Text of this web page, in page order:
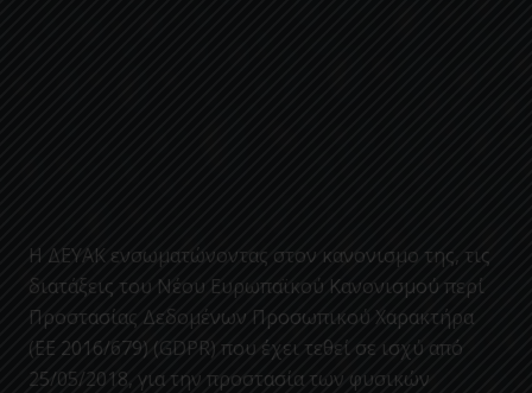
Η ΔΕΥΑΚ ενσωματώνοντας στον κανονισμο της, τις
διατάξεις του Νέου Ευρωπαϊκού Κανονισμού περί
Προστασίας Δεδομένων Προσωπικού Χαρακτήρα
(ΕΕ 2016/679) (GDPR) που έχει τεθεί σε ισχύ από
25/05/2018, για την προστασία των φυσικών